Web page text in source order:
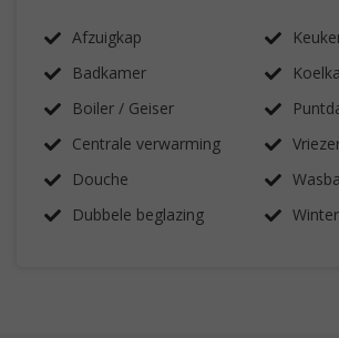
Afzuigkap
Badkamer
Boiler / Geiser
Centrale verwarming
Douche
Dubbele beglazing